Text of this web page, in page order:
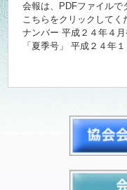
会報は、PDFファイルで
こちらをクリックして
ナンバー 平成２４年４
「夏季号」 平成２４年